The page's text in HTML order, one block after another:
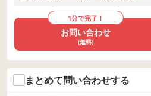
1分で完了！
お問い合わせ
(無料)
まとめて問い合わせする